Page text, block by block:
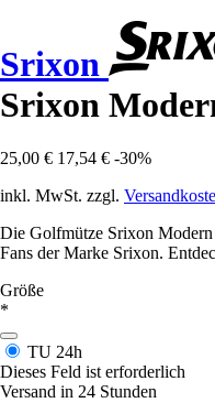
Srixon
Srixon
25,00 € 17,54 € -30%
inkl. MwSt. zzgl.
Die Golfmütze Srixon
Fans der Marke Srixon.
Größe
*
TU 24h
Dieses Feld ist erforderlich
Versand in 24 Stunden